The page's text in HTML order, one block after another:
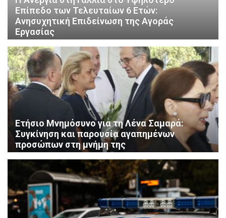
Επίπεδο των Τελευταίων 6 Ετών:
Ανησυχητική Επιδείνωση της Αγοράς
Εργασίας
Ετήσιο Μνημόσυνο για τη Λένα Σαμαρά:
Συγκίνηση και παρουσία αγαπημένων
προσώπων στη μνήμη της